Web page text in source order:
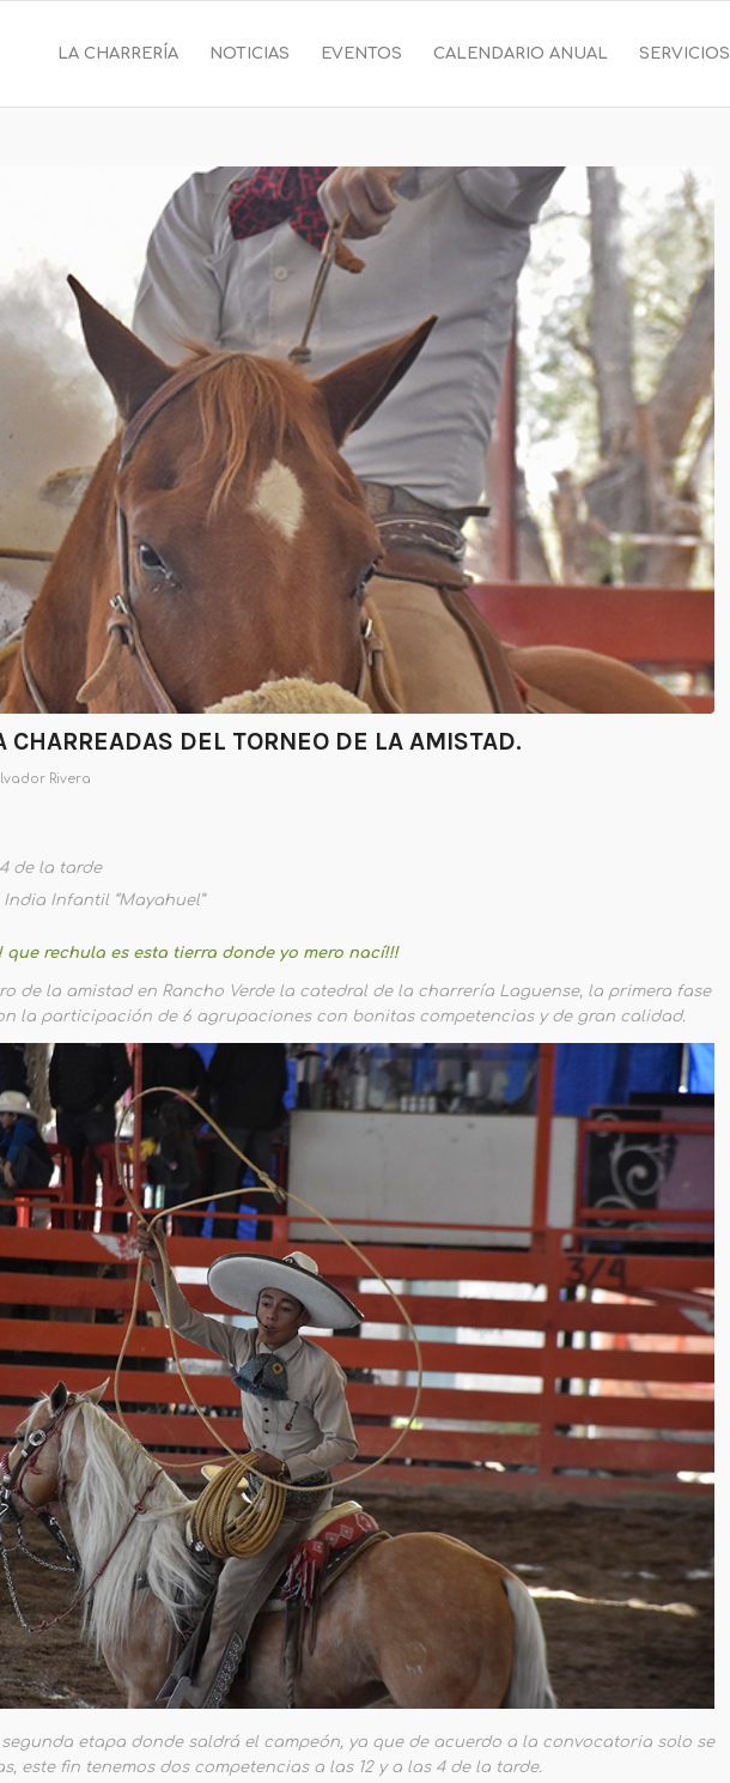
LA CHARRERÍA NOTICIAS EVENTOS CALENDARIO ANUAL SERVICIOS
CHARREADAS DEL TORNEO DE LA AMISTAD.
Rivera
de la tarde
Infantil “Mayahuel”
que rechula es esta tierra donde yo mero nací!!!
de la amistad en Rancho Verde la catedral de la charrería Laguense, la primera fase
la participación de 6 agrupaciones con bonitas competencias y de gran calidad.
etapa donde saldrá el campeón, ya que de acuerdo a la convocatoria solo se
este fin tenemos dos competencias a las 12 y a las 4 de la tarde.